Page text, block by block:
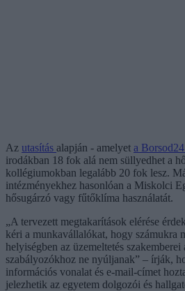
Az utasítás alapján - amelyet a
irodákban 18 fok alá nem süllyedhet a
kollégiumokban legalább 20 fok lesz.
intézményekhez hasonlóan a Miskolci
hősugárzó vagy fűtőklíma használatát.
„A tervezett megtakarítások elérése
kéri a munkavállalókat, hogy számukra
helyiségben az üzemeltetés
szabályozókhoz ne nyúljanak” – írják,
információs vonalat és e-mail-címet
jelezhetik az egyetem dolgozói és